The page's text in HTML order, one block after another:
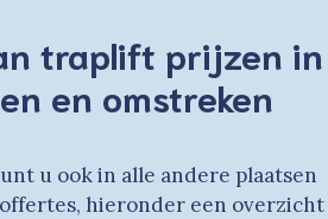
traplift prijzen in
en omstreken
u ook in alle andere plaatsen
hieronder een overzicht